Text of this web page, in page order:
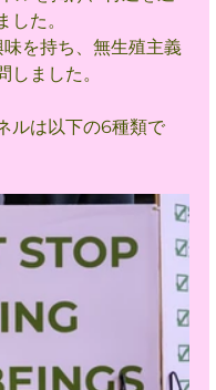
た。
を持ち、無生殖主義
ました。
ルは以下の6種類で